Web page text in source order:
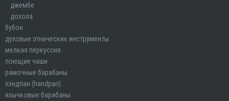
джембе
дохола
бубон
духовые этнические инструменты
мелкая перкуссия
поющие чаши
рамочные барабаны
хэндпан (handpan)
язычковые барабаны